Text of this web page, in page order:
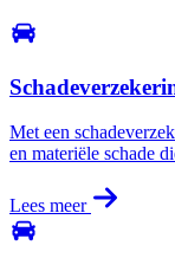
Met een
en materiële schade
Lees meer